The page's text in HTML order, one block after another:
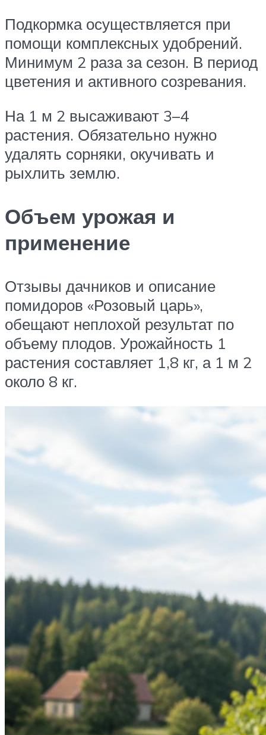
Подкормка осуществляется при
помощи комплексных удобрений.
Минимум 2 раза за сезон. В период
цветения и активного созревания.
На 1 м 2 высаживают 3–4
растения. Обязательно нужно
удалять сорняки, окучивать и
рыхлить землю.
Объем урожая и
применение
Отзывы дачников и описание
помидоров «Розовый царь»,
обещают неплохой результат по
объему плодов. Урожайность 1
растения составляет 1,8 кг, а 1 м 2
около 8 кг.